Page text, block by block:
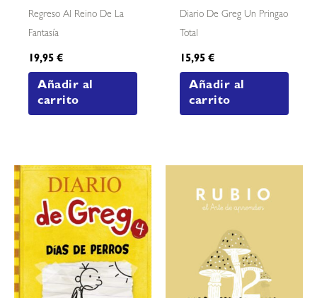
Regreso Al Reino De La
Fantasía
19,95€
Añadir al
carrito
Diario De Greg Un Pringao
Total
15,95€
Añadir al
carrito